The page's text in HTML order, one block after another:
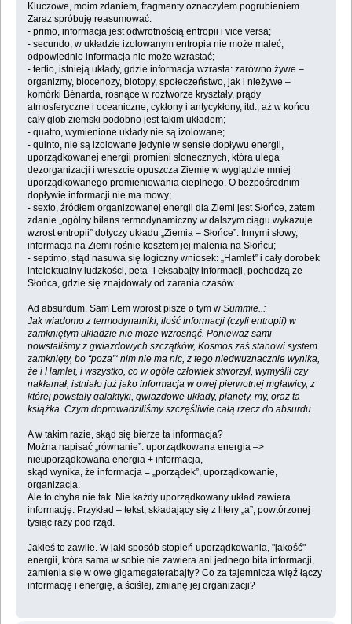
Kluczowe, moim zdaniem, fragmenty oznaczyłem pogrubieniem.
Zaraz spróbuję reasumować.
- primo, informacja jest odwrotnością entropii i vice versa;
- secundo, w układzie izolowanym entropia nie może maleć,
odpowiednio informacja nie może wzrastać;
- tertio, istnieją układy, gdzie informacja wzrasta: zarówno żywe –
organizmy, biocenozy, biotopy, społeczeństwo, jak i nieżywe –
komórki Bénarda, rosnące w roztworze kryształy, prądy
atmosferyczne i oceaniczne, cykłony i antycykłony, itd.; aż w końcu
cały glob ziemski podobno jest takim układem;
- quatro, wymienione układy nie są izolowane;
- quinto, nie są izolowane jedynie w sensie dopływu energii,
uporządkowanej energii promieni słonecznych, która ulega
dezorganizacji i wreszcie opuszcza Ziemię w wyglądzie mniej
uporządkowanego promieniowania cieplnego. O bezpośrednim
dopływie informacji nie ma mowy;
- sexto, źródłem organizowanej energii dla Ziemi jest Słońce, zatem
zdanie „ogólny bilans termodynamiczny w dalszym ciągu wykazuje
wzrost entropii” dotyczy układu „Ziemia – Słońce”. Innymi słowy,
informacja na Ziemi rośnie kosztem jej malenia na Słońcu;
- septimo, stąd nasuwa się logiczny wniosek: „Hamlet” i cały dorobek
intelektualny ludzkości, peta- i eksabajty informacji, pochodzą ze
Słońca, gdzie się znajdowały od zarania czasów.
Ad absurdum. Sam Lem wprost pisze o tym w Summie..:
Jak wiadomo z termodynamiki, ilość informacji (czyli entropii) w
zamkniętym układzie nie może wzrosnąć. Ponieważ sami
powstaliśmy z gwiazdowych szczątków, Kosmos zaś stanowi system
zamknięty, bo “poza”‘ nim nie ma nic, z tego niedwuznacznie wynika,
że i Hamlet, i wszystko, co w ogóle człowiek stworzył, wymyślił czy
nakłamał, istniało już jako informacja w owej pierwotnej mgławicy, z
której powstały galaktyki, gwiazdowe układy, planety, my, oraz ta
książka. Czym doprowadziliśmy szczęśliwie całą rzecz do absurdu.
A w takim razie, skąd się bierze ta informacja?
Można napisać „równanie”: uporządkowana energia –>
nieuporządkowana energia + informacja,
skąd wynika, że informacja = „porządek”, uporządkowanie,
organizacja.
Ale to chyba nie tak. Nie każdy uporządkowany układ zawiera
informację. Przykład – tekst, składający się z litery „a”, powtórzonej
tysiąc razy pod rząd.
Jakieś to zawiłe. W jaki sposób stopień uporządkowania, "jakość"
energii, która sama w sobie nie zawiera ani jednego bita informacji,
zamienia się w owe gigamegaterabajty? Co za tajemnicza więź łączy
informację i energię, a ściślej, zmianę jej organizacji?